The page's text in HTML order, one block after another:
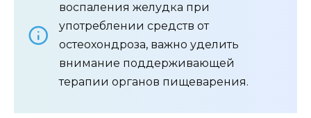
воспаления желудка при
употреблении средств от
остеохондроза, важно уделить
внимание поддерживающей
терапии органов пищеварения.